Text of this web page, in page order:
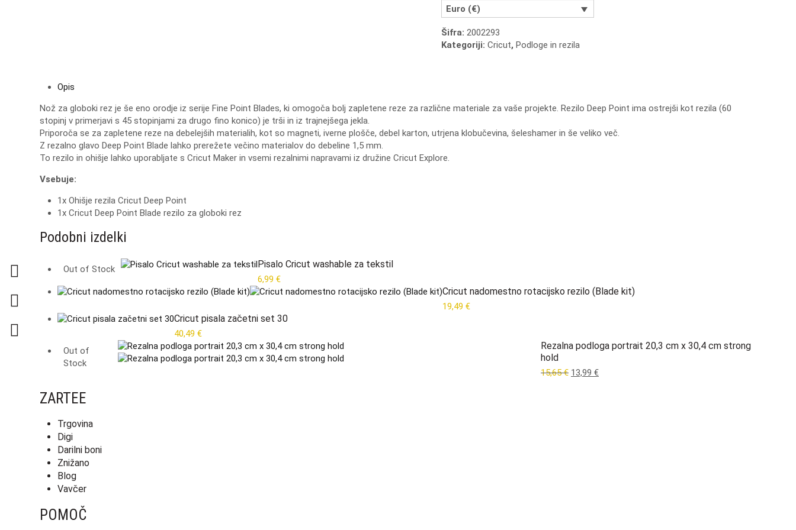
ohišjem
količina
Euro (€)
Šifra: 2002293
Kategoriji: Cricut, Podloge in rezila
Opis
Nož za globoki rez je še eno orodje iz serije Fine Point Blades, ki omogoča bolj zapletene reze za različne materiale za vaše projekte. Rezilo Deep Point ima ostrejši kot rezila (60
stopinj v primerjavi s 45 stopinjami za drugo fino konico) je trši in iz trajnejšega jekla.
Priporoča se za zapletene reze na debelejših materialih, kot so magneti, iverne plošče, debel karton, utrjena klobučevina, šeleshamer in še veliko več.
Z rezalno glavo Deep Point Blade lahko prerežete večino materialov do debeline 1,5 mm.
To rezilo in ohišje lahko uporabljate s Cricut Maker in vsemi rezalnimi napravami iz družine Cricut Explore.
Vsebuje:
1x Ohišje rezila Cricut Deep Point
1x Cricut Deep Point Blade rezilo za globoki rez
Podobni izdelki
Out of Stock Pisalo Cricut washable za tekstil
6,99€
Cricut nadomestno rotacijsko rezilo (Blade kit)
19,49€
Cricut pisala začetni set 30
40,49€
Out of
Stock
Rezalna podloga portrait 20,3 cm x 30,4 cm strong
hold
15,65€ Original
13,99€Current
ZARTEE
Trgovina
Digi
Darilni boni
Znižano
Blog
Vavčer
POMOČ